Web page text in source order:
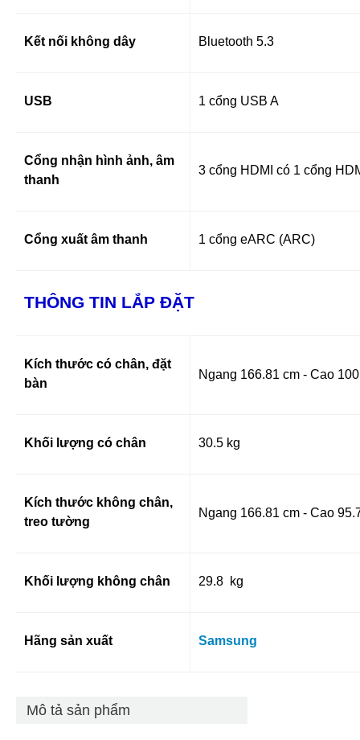
Kết nối không dây Bluetooth 5.3
USB 1 cổng USB A
Cổng nhận hình ảnh, âm
thanh
3 cổng HDMI có 1 cổng
Cổng xuất âm thanh 1 cổng eARC (ARC)
THÔNG TIN LẮP ĐẶT
Kích thước có chân, đặt
bàn
Ngang 166.81 cm - Cao
Khối lượng có chân 30.5 kg
Kích thước không chân,
treo tường
Ngang 166.81 cm - Cao
Khối lượng không chân 29.8 kg
Hãng sản xuất Samsung
Mô tả sản phẩm